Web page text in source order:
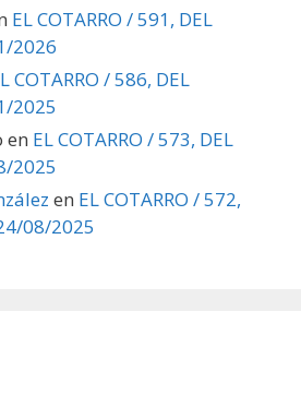
EL COTARRO / 591, DEL
2026
COTARRO / 586, DEL
2025
en EL COTARRO / 573, DEL
2025
en EL COTARRO / 572,
08/2025